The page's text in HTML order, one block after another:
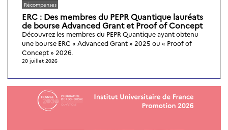
Récompenses
ERC : Des membres du PEPR Quantique lauréats
de bourse Advanced Grant et Proof of Concept
Découvrez les membres du PEPR Quantique ayant obtenu
une bourse ERC « Advanced Grant » 2025 ou « Proof of
Concept » 2026.
20 juillet 2026